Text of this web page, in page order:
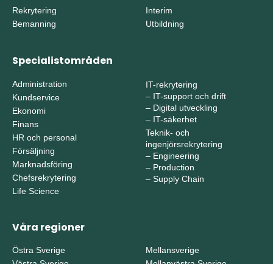
Rekrytering
Bemanning
Interim
Utbildning
Specialistområden
Administration
Kundservice
Ekonomi
Finans
HR och personal
Försäljning
Marknadsföring
Chefsrekrytering
Life Science
IT-rekrytering
– IT-support och drift
– Digital utveckling
– IT-säkerhet
Teknik- och
ingenjörsrekrytering
– Engineering
– Production
– Supply Chain
Våra regioner
Östra Sverige
Mellansverige